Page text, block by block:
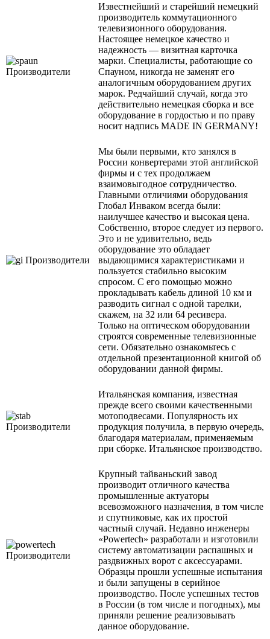
Известнейший и старейший немецкий
производитель коммутационного
телевизионного оборудования.
Настоящее немецкое качество и
надежность — визитная карточка
марки. Специалисты, работающие со
Спауном, никогда не заменят его
аналогичным оборудованием других
марок. Редчайший случай, когда это
действительно немецкая сборка и все
оборудование в гордостью и по праву
носит надпись MADE IN GERMANY!
Мы были первыми, кто занялся в
России конвертерами этой английской
фирмы и c тех продолжаем
взаимовыгодное сотрудничество.
Главными отличиями оборудования
Глобал Инваком всегда были:
наилучшее качество и высокая цена.
Cобственно, второе следует из первого.
Это и не удивительно, ведь
оборудование это обладает
выдающимися характеристиками и
пользуется стабильно высоким
спросом. С его помощью можно
прокладывать кабель длиной 10 км и
разводить сигнал с одной тарелки,
скажем, на 32 или 64 ресивера.
Только на оптическом оборудовании
строятся современные телевизионные
сети. Обязательно ознакомьтесь с
отдельной презентационной книгой об
оборудовании данной фирмы.
Итальянская компания, известная
прежде всего своими качественными
мотоподвесами. Популярность их
продукция получила, в первую очередь,
благодаря материалам, применяемым
при сборке. Итальянское производство.
Крупный тайваньский завод
производит отличного качества
промышленные актуаторы
всевозможного назначения, в том числе
и спутниковые, как их простой
частный случай. Недавно инженеры
«Powertech» разработали и изготовили
систему автоматизации распашных и
раздвижных ворот с аксессуарами.
Образцы прошли успешные испытания
и были запущены в серийное
производство. После успешных тестов
в России (в том числе и погодных), мы
приняли решение реализовывать
данное оборудование.